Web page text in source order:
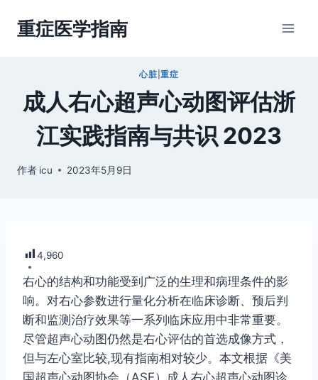
重症医学指南
心脏 |重症
成人右心超声心动图评估浙
江实践指南与共识 2023
作者 icu 2023年5月9日
4,960
右心的结构和功能受到广泛的生理和病理条件的影
响。对右心参数进行量化分析在临床诊断、预后判
断和监测治疗效果等一系列临床应用中非常重要。
尽管超声心动图仍然是右心评估的首选成像方式，
但与左心室比较,现有指南相对较少。本文根据《美